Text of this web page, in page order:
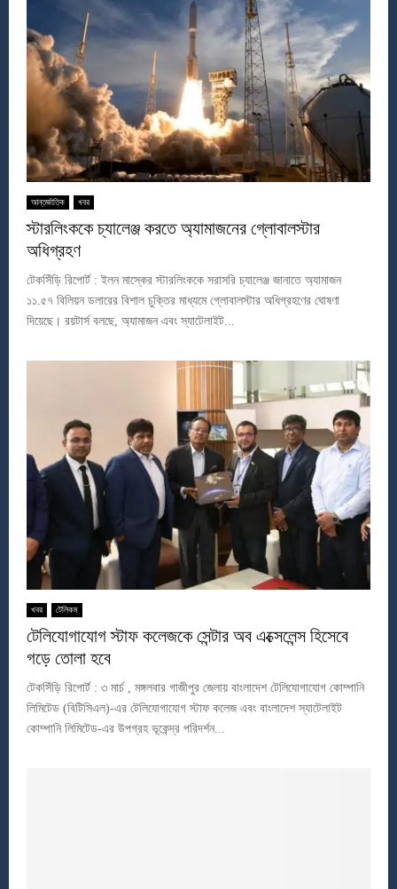
আন্তর্জাতিক খবর
স্টারলিংককে চ্যালেঞ্জ করতে অ্যামাজনের গ্লোবালস্টার
অধিগ্রহণ
টেকসিঁড়ি রিপোর্ট : ইলন মাস্কের স্টারলিংককে সরাসরি চ্যালেঞ্জ জানাতে অ্যামাজন
১১.৫৭ বিলিয়ন ডলারের বিশাল চুক্তির মাধ্যমে গ্লোবালস্টার অধিগ্রহণের ঘোষণা
দিয়েছে। রয়টার্স বলছে, অ্যামাজন এবং স্যাটেলাইট...
খবর টেলিকম
টেলিযোগাযোগ স্টাফ কলেজকে সেন্টার অব এক্সেলেন্স হিসেবে
গড়ে তোলা হবে
টেকসিঁড়ি রিপোর্ট : ৩ মার্চ , মঙ্গলবার গাজীপুর জেলায় বাংলাদেশ টেলিযোগাযোগ কোম্পানি
লিমিটেড (বিটিসিএল)-এর টেলিযোগাযোগ স্টাফ কলেজ এবং বাংলাদেশ স্যাটেলাইট
কোম্পানি লিমিটেড-এর উপগ্রহ ভূকেন্দ্র পরিদর্শন...